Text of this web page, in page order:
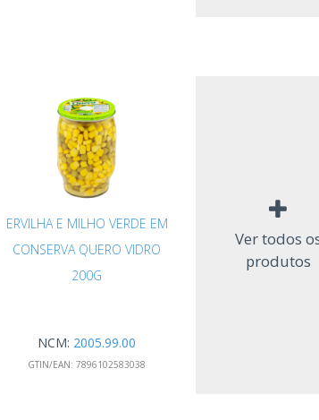
ERVILHA E MILHO VERDE EM
CONSERVA QUERO VIDRO
200G
NCM: 2005.99.00
GTIN/EAN: 7896102583038
Ver todos
produtos